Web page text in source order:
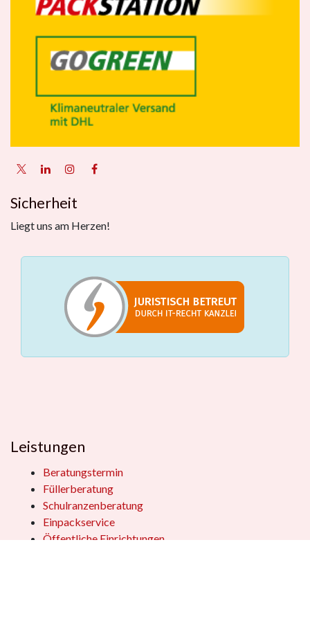
Sicherheit
Liegt uns am Herzen!
Leistungen
Beratungstermin
Füllerberatung
Schulranzenberatung
Einpackservice
Öffentliche Einrichtungen